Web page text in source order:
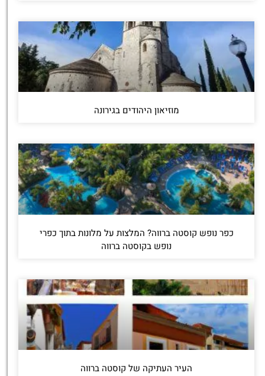
מוזיאון היהודים בגירונה
כפר נופש קוסטה ברווה? המלצות על מלונות בתוך כפרי
נופש בקוסטה ברווה
העיר העתיקה של קוסטה ברווה